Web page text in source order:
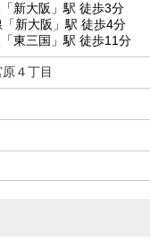
新大阪」駅 徒歩3分
「新大阪」駅 徒歩4分
東三国」駅 徒歩11分
４丁目